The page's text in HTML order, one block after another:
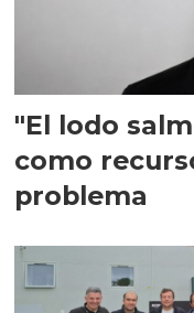
"El lodo
como
problema